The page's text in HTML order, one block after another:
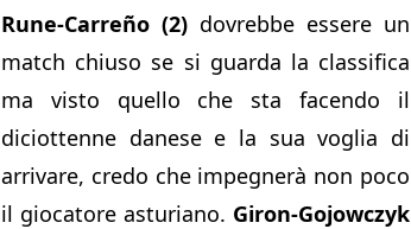
Rune-Carreño (2) dovrebbe essere un
match chiuso se si guarda la classifica
ma visto quello che sta facendo il
diciottenne danese e la sua voglia di
arrivare, credo che impegnerà non poco
il giocatore asturiano. Giron-Gojowczyk